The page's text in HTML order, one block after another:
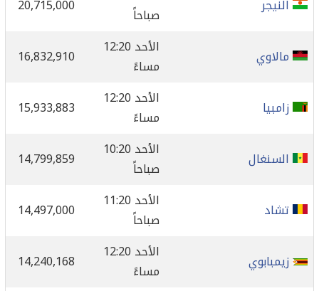
النيجر
صباحاً
20,715,000
مالاوي
الأحد 12:20
مساءً
16,832,910
زامبيا
الأحد 12:20
مساءً
15,933,883
السنغال
الأحد 10:20
صباحاً
14,799,859
تشاد
الأحد 11:20
صباحاً
14,497,000
زيمبابوي
الأحد 12:20
مساءً
14,240,168